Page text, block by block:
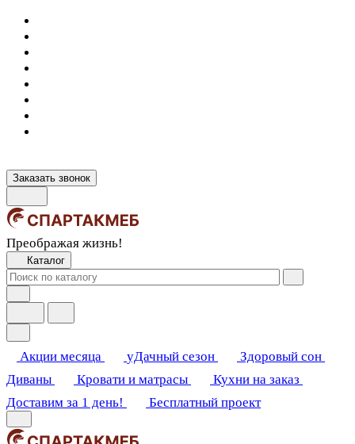
Заказать звонок
Преображая жизнь!
Каталог
Акции месяца уДачный сезон
Здоровый сон
Диваны
Кровати и матрасы
Кухни на заказ
Доставим за 1 день!
Бесплатный проект